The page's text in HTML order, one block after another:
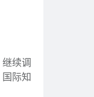
续调
际知